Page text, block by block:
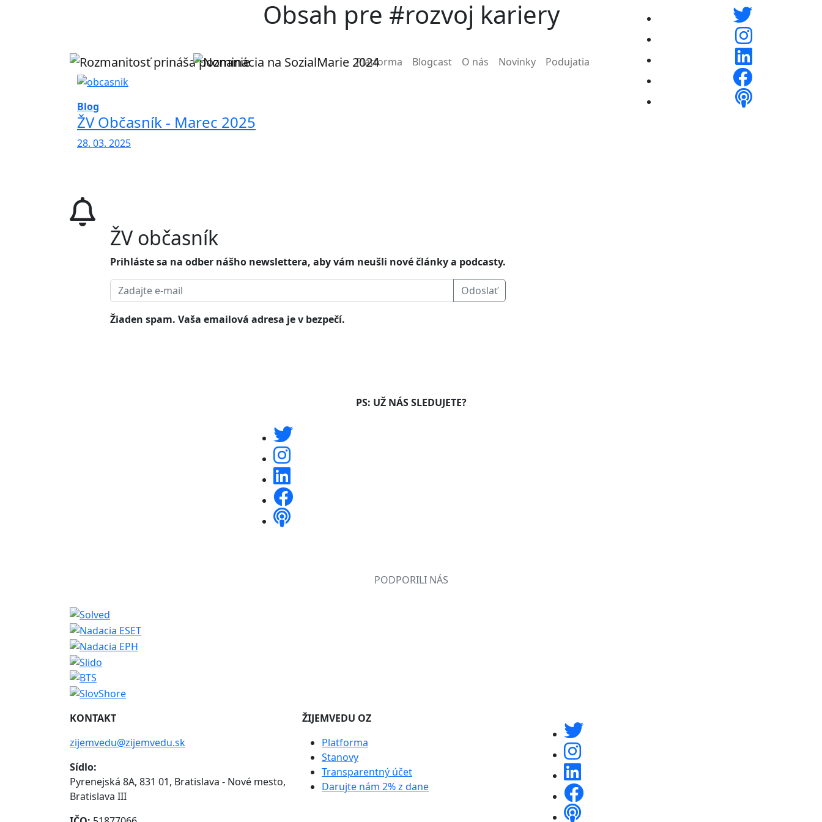
Main navigation
Platforma Blogcast O nás Novinky Podujatia
Obsah pre #rozvoj kariery
Blog
ŽV Občasník - Marec 2025
28. 03. 2025
ŽV občasník
Prihláste sa na odber nášho newslettera, aby vám neušli nové články a podcasty.
Odoslať
Žiaden spam. Vaša emailová adresa je v bezpečí.
PS: UŽ NÁS SLEDUJETE?
PODPORILI NÁS
KONTAKT
zijemvedu@zijemvedu.sk
Sídlo:
Pyrenejská 8A, 831 01, Bratislava - Nové mesto,
Bratislava III
ŽIJEMVEDU OZ
Platforma
Stanovy
Transparentný účet
Darujte nám 2% z dane